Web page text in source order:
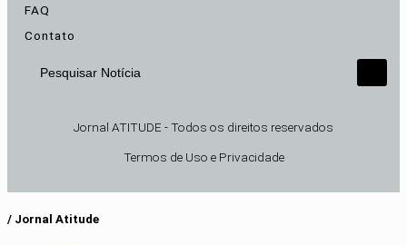
FAQ
Contato
Pesquisar Notícia
Jornal ATITUDE - Todos os direitos reservados
Termos de Uso e Privacidade
/ Jornal Atitude